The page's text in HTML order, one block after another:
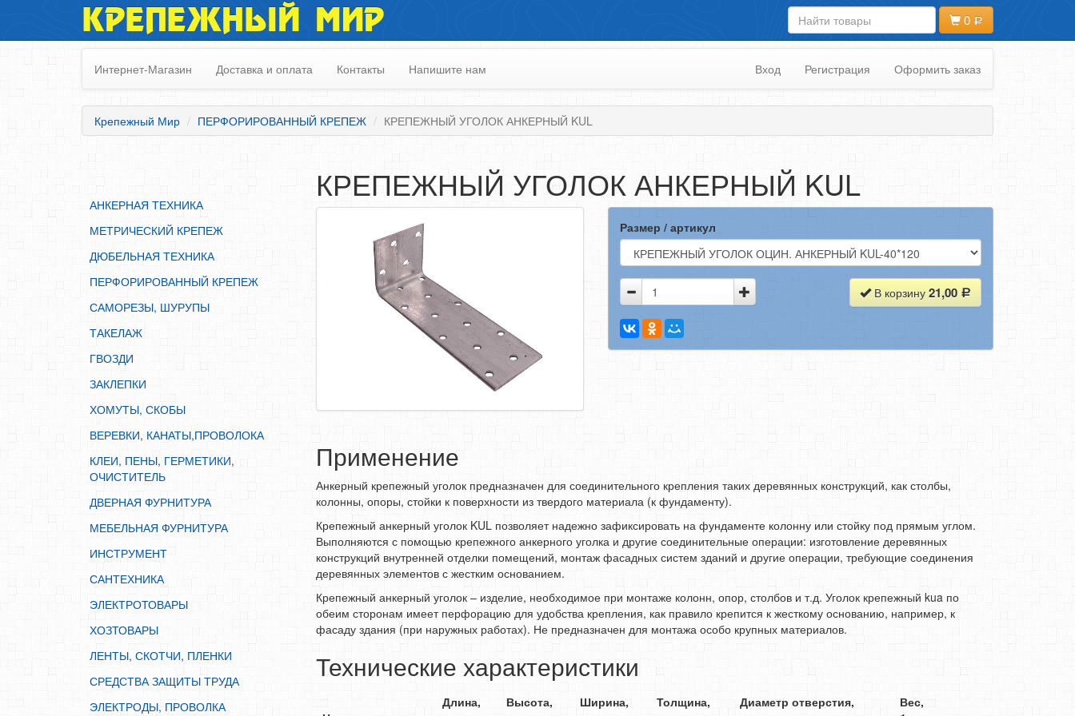
АНКЕРНАЯ ТЕХНИКА
МЕТРИЧЕСКИЙ КРЕПЕЖ
ДЮБЕЛЬНАЯ ТЕХНИКА
ПЕРФОРИРОВАННЫЙ КРЕПЕЖ
САМОРЕЗЫ, ШУРУПЫ
ЗАКЛЕПКИ
ХОМУТЫ, СКОБЫ
ВЕРЕВКИ, КАНАТЫ,ПРОВОЛОКА
КЛЕИ, ПЕНЫ, ГЕРМЕТИКИ, ОЧИСТИТЕЛЬ
ДВЕРНАЯ ФУРНИТУРА
МЕБЕЛЬНАЯ ФУРНИТУРА
ИНСТРУМЕНТ
САНТЕХНИКА
ЭЛЕКТРОТОВАРЫ
ХОЗТОВАРЫ
ЛЕНТЫ, СКОТЧИ, ПЛЕНКИ
СРЕДСТВА ЗАЩИТЫ ТРУДА
ЭЛЕКТРОДЫ, ПРОВОЛКА
КРЕПЕЖНЫЙ МИР 0
Интернет-Магазин Доставка и оплата Контакты Напишите нам Вход Регистрация Оформить заказ
Крепежный Мир ПЕРФОРИРОВАННЫЙ КРЕПЕЖ КРЕПЕЖНЫЙ УГОЛОК АНКЕРНЫЙ KUL
АНКЕРНАЯ ТЕХНИКА
МЕТРИЧЕСКИЙ КРЕПЕЖ
ДЮБЕЛЬНАЯ ТЕХНИКА
ПЕРФОРИРОВАННЫЙ КРЕПЕЖ
САМОРЕЗЫ, ШУРУПЫ
ТАКЕЛАЖ
ГВОЗДИ
ЗАКЛЕПКИ
ХОМУТЫ, СКОБЫ
ВЕРЕВКИ, КАНАТЫ,ПРОВОЛОКА
КЛЕИ, ПЕНЫ, ГЕРМЕТИКИ,
ОЧИСТИТЕЛЬ
ДВЕРНАЯ ФУРНИТУРА
МЕБЕЛЬНАЯ ФУРНИТУРА
ИНСТРУМЕНТ
САНТЕХНИКА
ЭЛЕКТРОТОВАРЫ
ХОЗТОВАРЫ
ЛЕНТЫ, СКОТЧИ, ПЛЕНКИ
СРЕДСТВА ЗАЩИТЫ ТРУДА
ЭЛЕКТРОДЫ, ПРОВОЛКА
КРЕПЕЖНЫЙ УГОЛОК АНКЕРНЫЙ KUL
Размер / артикул
В корзину 21,00
Применение
Анкерный крепежный уголок предназначен для соединительного крепления таких деревянных конструкций, как столбы,
колонны, опоры, стойки к поверхности из твердого материала (к фундаменту).
Крепежный анкерный уголок KUL позволяет надежно зафиксировать на фундаменте колонну или стойку под прямым углом.
Выполняются с помощью крепежного анкерного уголка и другие соединительные операции: изготовление деревянных
конструкций внутренней отделки помещений, монтаж фасадных систем зданий и другие операции, требующие соединения
деревянных элементов с жестким основанием.
Крепежный анкерный уголок – изделие, необходимое при монтаже колонн, опор, столбов и т.д. Уголок крепежный kua по
обеим сторонам имеет перфорацию для удобства крепления, как правило крепится к жесткому основанию, например, к
фасаду здания (при наружных работах). Не предназначен для монтажа особо крупных материалов.
Технические характеристики
Длина,
Высота,
Ширина,
Толщина,
Диаметр отверстия,
Вес,